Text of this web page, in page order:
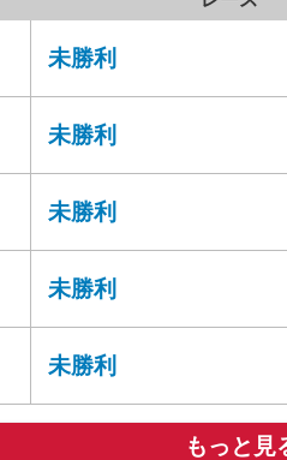
未勝利
未勝利
未勝利
未勝利
未勝利
もっと見